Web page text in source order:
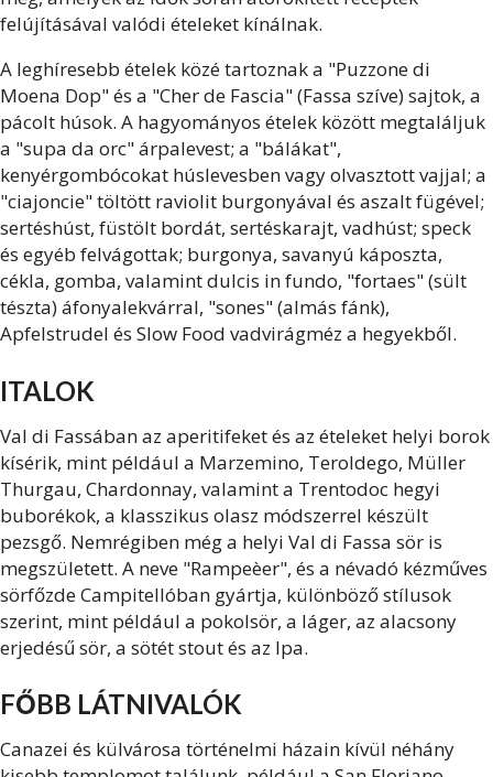
felújításával valódi ételeket kínálnak.
A leghíresebb ételek közé tartoznak a "Puzzone di
Moena Dop" és a "Cher de Fascia" (Fassa szíve) sajtok, a
pácolt húsok. A hagyományos ételek között megtaláljuk
a "supa da orc" árpalevest; a "bálákat",
kenyérgombócokat húslevesben vagy olvasztott vajjal; a
"ciajoncie" töltött raviolit burgonyával és aszalt fügével;
sertéshúst, füstölt bordát, sertéskarajt, vadhúst; speck
és egyéb felvágottak; burgonya, savanyú káposzta,
cékla, gomba, valamint dulcis in fundo, "fortaes" (sült
tészta) áfonyalekvárral, "sones" (almás fánk),
Apfelstrudel és Slow Food vadvirágméz a hegyekből.
ITALOK
Val di Fassában az aperitifeket és az ételeket helyi borok
kísérik, mint például a Marzemino, Teroldego, Müller
Thurgau, Chardonnay, valamint a Trentodoc hegyi
buborékok, a klasszikus olasz módszerrel készült
pezsgő. Nemrégiben még a helyi Val di Fassa sör is
megszületett. A neve "Rampeèer", és a névadó kézműves
sörfőzde Campitellóban gyártja, különböző stílusok
szerint, mint például a pokolsör, a láger, az alacsony
erjedésű sör, a sötét stout és az Ipa.
FŐBB LÁTNIVALÓK
Canazei és külvárosa történelmi házain kívül néhány